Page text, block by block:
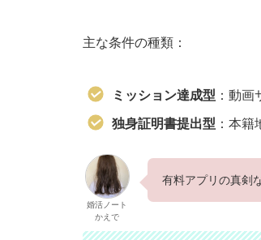
主な条件の種類：
ミッション達成型 ：動
独身証明書提出型 ：本
婚活ノート
かえで
有料アプリの真剣